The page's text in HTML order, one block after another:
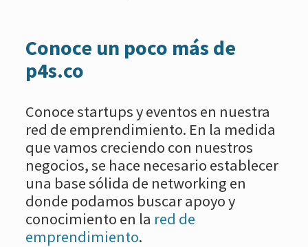
Conoce un poco más de
p4s.co
Conoce startups y eventos en nuestra
red de emprendimiento. En la medida
que vamos creciendo con nuestros
negocios, se hace necesario establecer
una base sólida de networking en
donde podamos buscar apoyo y
conocimiento en la red de
emprendimiento.